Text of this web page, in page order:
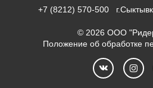
+7 (8212) 570-500
© 2026 ООО
Положение об обработке